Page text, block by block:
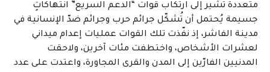
متعددة تشير إلى ارتكاب قوات “الدعم السريع” انتهاكاتٍ
جسيمة يُحتمل أن تُشكّل جرائم حرب وجرائم ضدّ الإنسانية في
مدينة الفاشر، إذ نفّذت تلك القوات عمليات إعدام ميداني
لعشرات الأشخاص، واختطفت مئات آخرين، ولاحقت
المدنيين الفارّين إلى المدن والقرى المجاورة، واعتدت على عدد